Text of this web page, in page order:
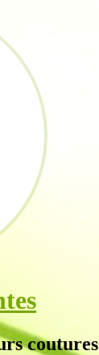
coutures